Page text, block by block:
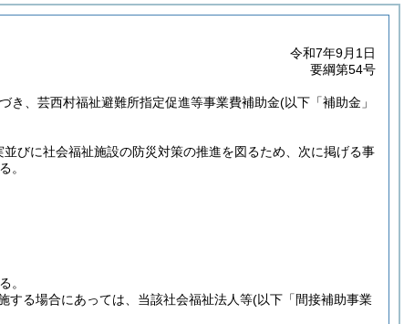
令和7年9月1日
要綱第54号
き、芸西村福祉避難所指定促進等事業費補助金(以下「補助金」
びに社会福祉施設の防災対策の推進を図るため、次に掲げる事
。
。
する場合にあっては、当該社会福祉法人等(以下「間接補助事業